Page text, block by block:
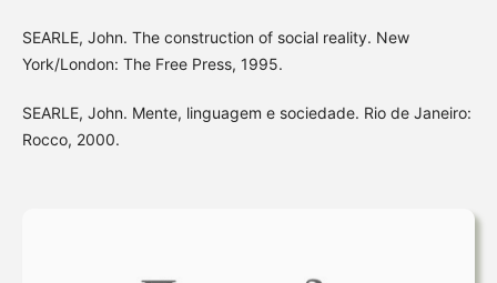
SEARLE, John. The construction of social reality. New
York/London: The Free Press, 1995.
SEARLE, John. Mente, linguagem e sociedade. Rio de Janeiro:
Rocco, 2000.